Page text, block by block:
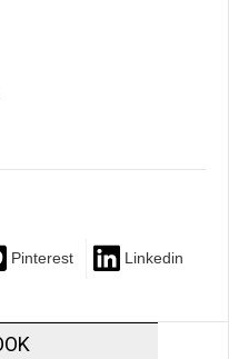
Pinterest Linkedin